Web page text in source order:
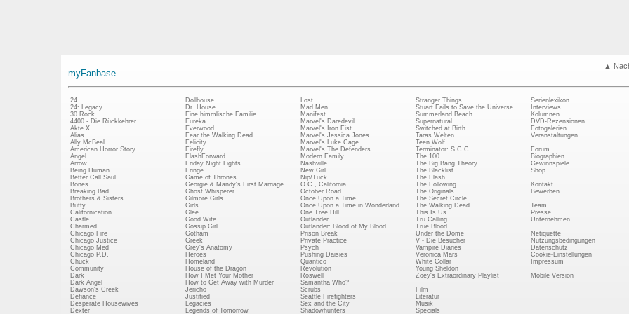
▲
myFanbase
24
24: Legacy
30 Rock
4400 - Die Rückkehrer
Akte X
Alias
Ally McBeal
American Horror Story
Angel
Arrow
Being Human
Better Call Saul
Bones
Breaking Bad
Brothers & Sisters
Buffy
Californication
Castle
Charmed
Chicago Fire
Chicago Justice
Chicago Med
Chicago P.D.
Chuck
Community
Dark
Dark Angel
Dawson's Creek
Defiance
Desperate Housewives
Dexter
Dollhouse
Dr. House
Eine himmlische Familie
Eureka
Everwood
Fear the Walking Dead
Felicity
Firefly
FlashForward
Friday Night Lights
Fringe
Game of Thrones
Georgie & Mandy's First Marriage
Ghost Whisperer
Gilmore Girls
Girls
Glee
Good Wife
Gossip Girl
Gotham
Greek
Grey's Anatomy
Heroes
Homeland
House of the Dragon
How I Met Your Mother
How to Get Away with Murder
Jericho
Justified
Legacies
Legends of Tomorrow
Lost
Mad Men
Manifest
Marvel's Daredevil
Marvel's Iron Fist
Marvel's Jessica Jones
Marvel's Luke Cage
Marvel's The Defenders
Modern Family
Nashville
New Girl
Nip/Tuck
O.C., California
October Road
Once Upon a Time
Once Upon a Time in Wonderland
One Tree Hill
Outlander
Outlander: Blood of My Blood
Prison Break
Private Practice
Psych
Pushing Daisies
Quantico
Revolution
Roswell
Samantha Who?
Scrubs
Seattle Firefighters
Sex and the City
Shadowhunters
Stranger Things
Stuart Fails to Save the Universe
Summerland Beach
Supernatural
Switched at Birth
Taras Welten
Teen Wolf
Terminator: S.C.C.
The 100
The Big Bang Theory
The Blacklist
The Flash
The Following
The Originals
The Secret Circle
The Walking Dead
This Is Us
Tru Calling
True Blood
Under the Dome
V - Die Besucher
Vampire Diaries
Veronica Mars
White Collar
Young Sheldon
Zoey's Extraordinary Playlist
Film
Literatur
Musik
Specials
Serienlexikon
Interviews
Kolumnen
DVD-Rezensionen
Fotogalerien
Veranstaltungen
Forum
Biographien
Gewinnspiele
Shop
Kontakt
Bewerben
Team
Presse
Unternehmen
Netiquette
Nutzungsbedingungen
Datenschutz
Cookie-Einstellungen
Impressum
Mobile Version